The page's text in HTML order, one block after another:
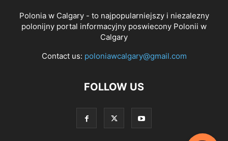
Polonia w Calgary - to najpopularniejszy i niezalezny
polonijny portal informacyjny poswiecony Polonii w
Calgary
Contact us: poloniawcalgary@gmail.com
FOLLOW US